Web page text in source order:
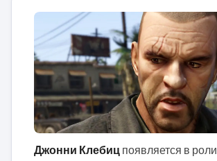
Джонни Клебиц появляется в роли